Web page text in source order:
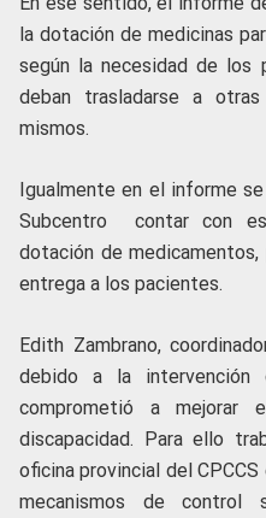
la dotación de medicinas
según la necesidad de los
deban trasladarse a
mismos.
Igualmente en el informe
Subcentro contar con
dotación de
entrega a los pacientes.
Edith Zambrano,
debido a la intervención
comprometió a mejorar
discapacidad. Para ello
oficina provincial del
mecanismos de